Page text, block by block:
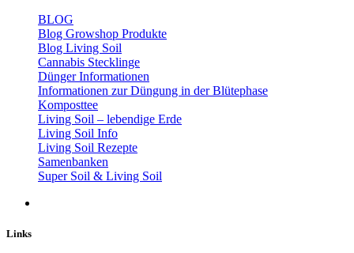
BLOG
Blog Growshop Produkte
Blog Living Soil
Cannabis Stecklinge
Dünger Informationen
Informationen zur Düngung in der Blütephase
Komposttee
Living Soil – lebendige Erde
Living Soil Info
Living Soil Rezepte
Samenbanken
Super Soil & Living Soil
Links